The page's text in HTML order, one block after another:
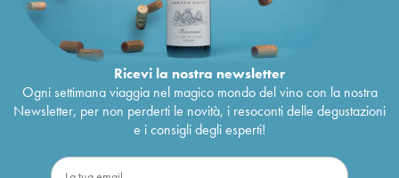
Ricevi la nostra newsletter
Ogni settimana viaggia nel magico mondo del vino con la nostra
Newsletter, per non perderti le novità, i resoconti delle degustazioni
e i consigli degli esperti!